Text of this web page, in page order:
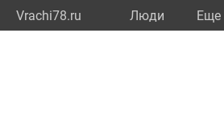
Vrachi78.ru Люди Eще